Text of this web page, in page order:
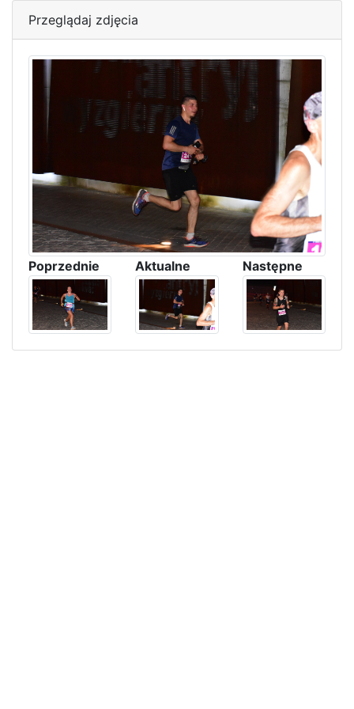
Przeglądaj zdjęcia
Poprzednie Aktualne Następne